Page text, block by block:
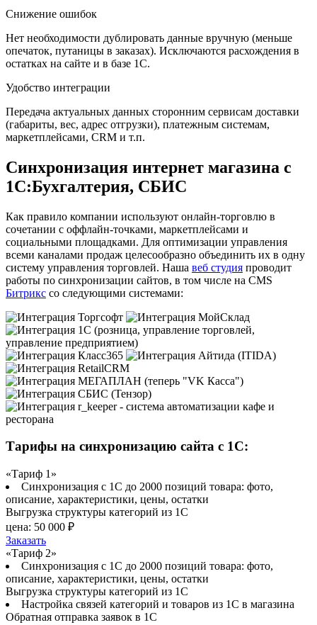
Снижение ошибок
Нет необходимости дублировать данные вручную (меньше
опечаток, путаницы в заказах). Исключаются расхождения в
остатках на сайте и в базе 1С.
Удобство интеграции
Передача актуальных данных сторонним сервисам доставки
(габариты, вес, адрес отгрузки), платежным системам,
маркетплейсами, CRM и т.п.
Синхронизация интернет магазина с
1С:Бухгалтерия, СБИС
Как правило компании используют онлайн-торговлю в
сочетании с оффлайн-точками, маркетплейсами и
социальными площадками. Для оптимизации управления
всеми каналами продаж целесообразно объединить их в одну
систему управления торговлей. Наша веб студия проводит
работы по синхронизации сайтов, в том числе на CMS
Битрикс со следующими системами:
Тарифы на синхронизацию сайта с 1С:
«Тариф 1»
Синхронизация с 1С до 2000 позиций товара: фото,
описание, характеристики, цены, остатки
Выгрузка структуры категорий из 1С
цена: 50 000 ₽
Заказать
«Тариф 2»
Синхронизация с 1С до 2000 позиций товара: фото,
описание, характеристики, цены, остатки
Выгрузка структуры категорий из 1С
Настройка связей категорий и товаров из 1С в магазина
Обратная отправка заявок в 1С